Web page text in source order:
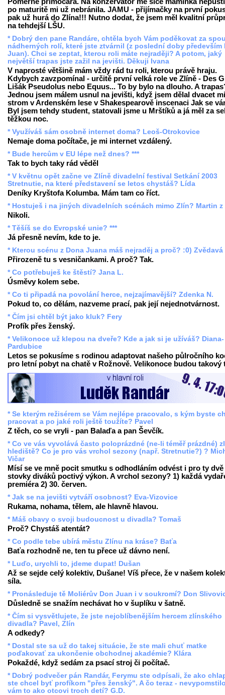
po maturitě mi už nebránila. JAMU - přijímačky na první
pak už hurá do Zlína!!! Nutno dodat, že jsem měl kvalitní
na tehdejší LŠU.
* Dobrý den pane Randáre, chtěla bych Vám poděkovat za
nádherných rolí, které jste ztvárnil (z poslední doby především
Juan). Chci se zeptat, kterou roli máte nejraději? A potom, jaký
největší trapas jste zažil na jevišti. Děkuji Ivana
V naprosté většině mám vždy rád tu roli, kterou právě hraju.
Kdybych zavzpomínal - určitě první velká role ve Zlíně - Des
Lišák Pseudolus nebo Equus... To by bylo na dlouho. A
Jednou jsem málem usnul na jevišti, když jsem dělal dvacet
strom v Ardenském lese v Shakespearově inscenaci Jak se
Byl jsem tehdy student, statovali jsme u Mrštíků a já měl za
těžkou noc.
* Využíváš sám osobně internet doma? Leoš-Otrokovice
Nemaje doma počítače, je mi internet vzdálený.
* Bude hercům v EU lépe než dnes? ***
Tak to bych taky rád věděl
* V květnu opět začne ve Zlíně divadelní festival Setkání 2003
Stretnutie, na které představení se letos chystáš? Lída
Deníky Kryštofa Kolumba. Mám tam co říct.
* Hostuješ i na jiných divadelních scénách mimo Zlín? Martin z
Nikoli.
* Těšíš se do Evropské unie? ***
Já přesně nevím, kde to je.
* Kterou scénu z Dona Juana máš nejraděj a proč? :0) Zvědavá
Přirozeně tu s vesničankami. A proč? Tak.
* Co potřebuješ ke štěstí? Jana L.
Úsměvy kolem sebe.
* Co ti připadá na povolání herce, nejzajímavější? Zdenka N.
Pokud to, co dělám, nazveme prací, pak její nejednotvárnost.
* Čím jsi chtěl být jako kluk? Fery
Profík přes ženský.
* Velikonoce už klepou na dveře? Kde a jak si je užíváš? Diana-
Pardubice
Letos se pokusíme s rodinou adaptovat našeho půlročního
pro letní pobyt na chatě v Rožnově. Velikonoce budou takový
* Se kterým režisérem se Vám nejlépe pracovalo, s kým byste
pracovat a po jaké roli ještě toužíte? Pavel
Z těch, co se vryli - pan Balaďa a pan Ševčík.
* Co ve vás vyvolává často poloprázdné (ne-li téměř prázdné)
hlediště? Co je pro vás vrchol sezony (např. Stretnutie?) ?
Vičar
Mísí se ve mně pocit smutku s odhodláním odvést i pro ty dvě
stovky diváků poctivý výkon. A vrchol sezony? 1) každá
premiéra 2) 30. červen.
* Jak se na jevišti vytváří osobnost? Eva-Vizovice
Rukama, nohama, tělem, ale hlavně hlavou.
* Máš obavy o svoji budoucnost u divadla? Tomaš
Proč? Chystáš atentát?
* Co podle tebe ubírá městu Zlínu na kráse? Baťa
Baťa rozhodně ne, ten tu přece už dávno není.
* Luďo, urychli to, jdeme dupat! Dušan
Až se sejde celý kolektiv, Dušane! Víš přece, že v našem
síla.
* Pronásleduje tě Moliérův Don Juan i v soukromí? Don
Důsledně se snažím nechávat ho v šuplíku v šatně.
* Čím si vysvětlujete, že jste nejoblíbenějším hercem zlínského
divadla? Pavel, Zlín
A odkedy?
* Dostal ste sa už do takej situácie, že ste mali chuť matke
poďakovať za ukončenie obchodnej akadémie? Klára
Pokaždé, když sedám za psací stroj či počítač.
* Dobrý podvečer pán Randár, Ferymu ste odpísali, že ako
ste chcel byť profíkom "přes ženský". A čo teraz -
vám to ako otcovi troch detí? G.D.